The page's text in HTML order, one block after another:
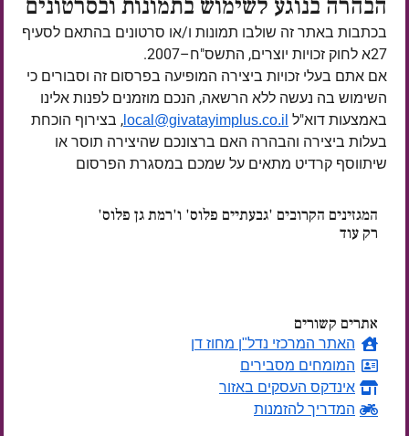
הבהרה בנוגע לשימוש בתמונות ובסרטונים
בכתבות באתר זה שולבו תמונות ו/או סרטונים בהתאם לסעיף
27א לחוק זכויות יוצרים, התשס"ח–2007.
אם אתם בעלי זכויות ביצירה המופיעה בפרסום זה וסבורים כי
השימוש בה נעשה ללא הרשאה, הנכם מוזמנים לפנות אלינו
באמצעות דוא"ל local@givatayimplus.co.il , בצירוף הוכחת
בעלות ביצירה והבהרה האם ברצונכם שהיצירה תוסר או
שיתווסף קרדיט מתאים על שמכם במסגרת הפרסום
המגזינים הקרובים 'גבעתיים פלוס' ו'רמת גן פלוס'
רק עוד
אתרים קשורים
האתר המרכזי נדל"ן מחוז דן
המומחים מסבירים
אינדקס העסקים באזור
המדריך להזמנות